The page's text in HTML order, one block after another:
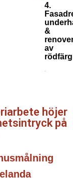
4.
&
av
rödfärg
höjer
på